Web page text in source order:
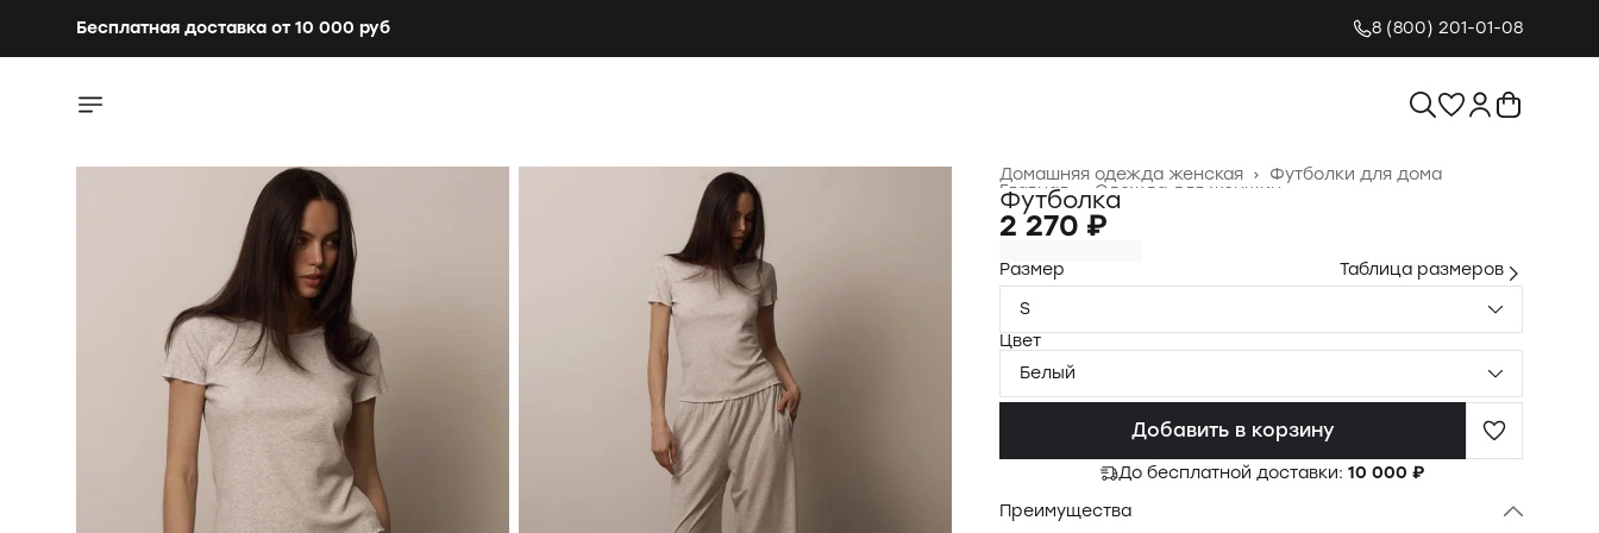
Бесплатная доставка от 10 000 руб 8 (800) 201-01-08
Футболки для дома
Домашняя одежда женская ›
Одежда для женщин
Главная ›
Футболка
2 270 ₽
Размер
Таблица размеров
S
Цвет
Белый
Добавить в корзину
До бесплатной доставки: 10 000 ₽
Преимущества